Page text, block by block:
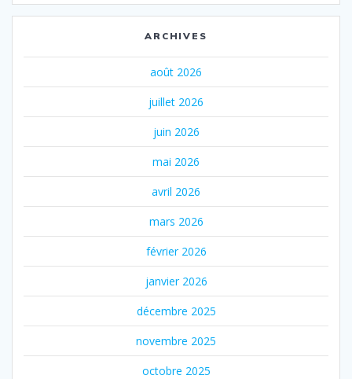
ARCHIVES
août 2026
juillet 2026
juin 2026
mai 2026
avril 2026
mars 2026
février 2026
janvier 2026
décembre 2025
novembre 2025
octobre 2025